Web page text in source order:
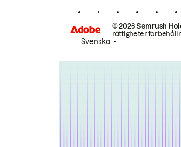
© 2026 Semrush
rättigheter
Svenska